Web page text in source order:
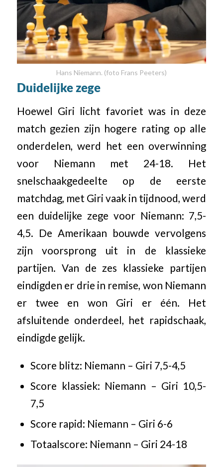
Hans Niemann. (foto Frans Peeters)
Duidelijke zege
Hoewel Giri licht favoriet was in deze
match gezien zijn hogere rating op alle
onderdelen, werd het een overwinning
voor Niemann met 24-18. Het
snelschaakgedeelte op de eerste
matchdag, met Giri vaak in tijdnood, werd
een duidelijke zege voor Niemann: 7,5-
4,5. De Amerikaan bouwde vervolgens
zijn voorsprong uit in de klassieke
partijen. Van de zes klassieke partijen
eindigden er drie in remise, won Niemann
er twee en won Giri er één. Het
afsluitende onderdeel, het rapidschaak,
eindigde gelijk.
Score blitz: Niemann – Giri 7,5-4,5
Score klassiek: Niemann – Giri 10,5-
7,5
Score rapid: Niemann – Giri 6-6
Totaalscore: Niemann – Giri 24-18